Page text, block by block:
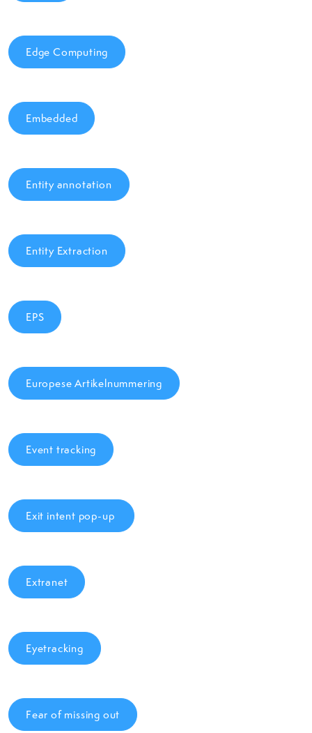
Edge Computing
Embedded
Entity annotation
Entity Extraction
EPS
Europese Artikelnummering
Event tracking
Exit intent pop-up
Extranet
Eyetracking
Fear of missing out